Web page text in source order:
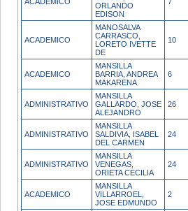
ORLANDO
EDISON
ACADEMICO
MANOSALVA
CARRASCO,
LORETO IVETTE
DE
10
ACADEMICO
MANSILLA
BARRIA, ANDREA
MAKARENA
6
ADMINISTRATIVO
MANSILLA
GALLARDO, JOSE
ALEJANDRO
26
ADMINISTRATIVO
MANSILLA
SALDIVIA, ISABEL
DEL CARMEN
24
ADMINISTRATIVO
MANSILLA
VENEGAS,
ORIETA CECILIA
24
ACADEMICO
MANSILLA
VILLARROEL,
JOSE EDMUNDO
2